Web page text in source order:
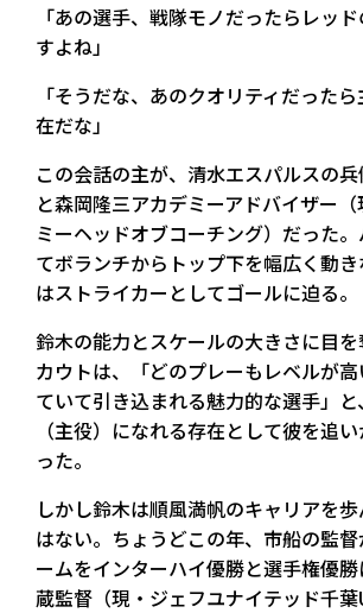
「あの選手、戦隊モノだったらレッ
すよね」
「そうだな、あのクオリティだった
在だな」
この会話の主が、清水エスパルスの
と森岡隆三アカデミーアドバイザー
ミーヘッドオブコーチング）だった
てボランチからトップ下を幅広く動
はストライカーとしてゴールに迫る。
鈴木の能力とスケールの大きさに目
カウトは、「どのプレーもレベルが
ていて引き込まれる魅力的な選手」
（主役）になれる存在として彼を追
った。
しかし鈴木は順風満帆のキャリアを
はない。ちょうどこの年、市船の監
ームをインターハイ優勝と選手権優
蔵監督（現・ジェフユナイテッド千